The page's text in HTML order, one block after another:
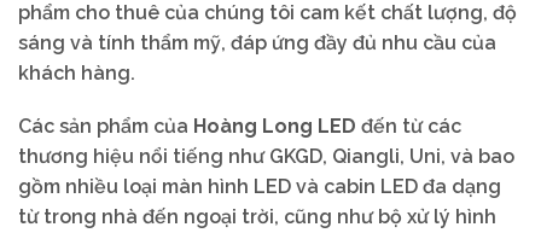
phẩm cho thuê của chúng tôi cam kết chất lượng, độ
sáng và tính thẩm mỹ, đáp ứng đầy đủ nhu cầu của
khách hàng.
Các sản phẩm của Hoàng Long LED đến từ các
thương hiệu nổi tiếng như GKGD, Qiangli, Uni, và bao
gồm nhiều loại màn hình LED và cabin LED đa dạng
từ trong nhà đến ngoại trời, cũng như bộ xử lý hình